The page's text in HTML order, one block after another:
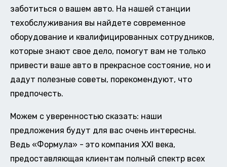
заботиться о вашем авто. На нашей станции
техобслуживания вы найдете современное
оборудование и квалифицированных сотрудников,
которые знают свое дело, помогут вам не только
привести ваше авто в прекрасное состояние, но и
дадут полезные советы, порекомендуют, что
предпочесть.
Можем с уверенностью сказать: наши
предложения будут для вас очень интересны.
Ведь «Формула» - это компания XXI века,
предоставляющая клиентам полный спектр всех